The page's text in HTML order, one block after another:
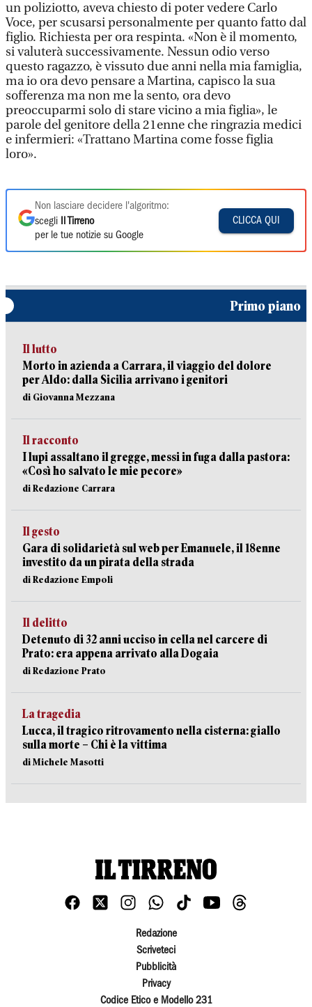
un poliziotto, aveva chiesto di poter vedere Carlo
Voce, per scusarsi personalmente per quanto fatto dal
figlio. Richiesta per ora respinta. «Non è il momento,
si valuterà successivamente. Nessun odio verso
questo ragazzo, è vissuto due anni nella mia famiglia,
ma io ora devo pensare a Martina, capisco la sua
sofferenza ma non me la sento, ora devo
preoccuparmi solo di stare vicino a mia figlia», le
parole del genitore della 21enne che ringrazia medici
e infermieri: «Trattano Martina come fosse figlia
loro».
Non lasciare decidere l'algoritmo:
scegli
Il Tirreno
per le tue notizie su Google
CLICCA QUI
Primo piano
Il lutto
Morto in azienda a Carrara, il viaggio del dolore
per Aldo: dalla Sicilia arrivano i genitori
di Giovanna Mezzana
Il racconto
I lupi assaltano il gregge, messi in fuga dalla pastora:
«Così ho salvato le mie pecore»
di Redazione Carrara
Il gesto
Gara di solidarietà sul web per Emanuele, il 18enne
investito da un pirata della strada
di Redazione Empoli
Il delitto
Detenuto di 32 anni ucciso in cella nel carcere di
Prato: era appena arrivato alla Dogaia
di Redazione Prato
La tragedia
Lucca, il tragico ritrovamento nella cisterna: giallo
sulla morte – Chi è la vittima
di Michele Masotti
Redazione
Scriveteci
Pubblicità
Privacy
Codice Etico e Modello 231